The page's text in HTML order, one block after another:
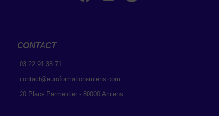
CONTACT
03 22 91 38 71
contact@euroformationamiens.com
20 Place Parmentier - 80000 Amiens